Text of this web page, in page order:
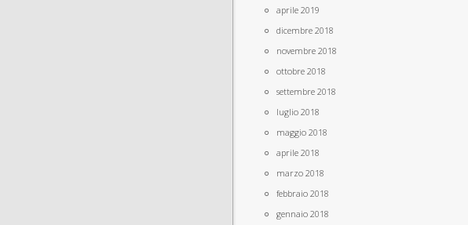
aprile 2019
dicembre 2018
novembre 2018
ottobre 2018
settembre 2018
luglio 2018
maggio 2018
aprile 2018
marzo 2018
febbraio 2018
gennaio 2018